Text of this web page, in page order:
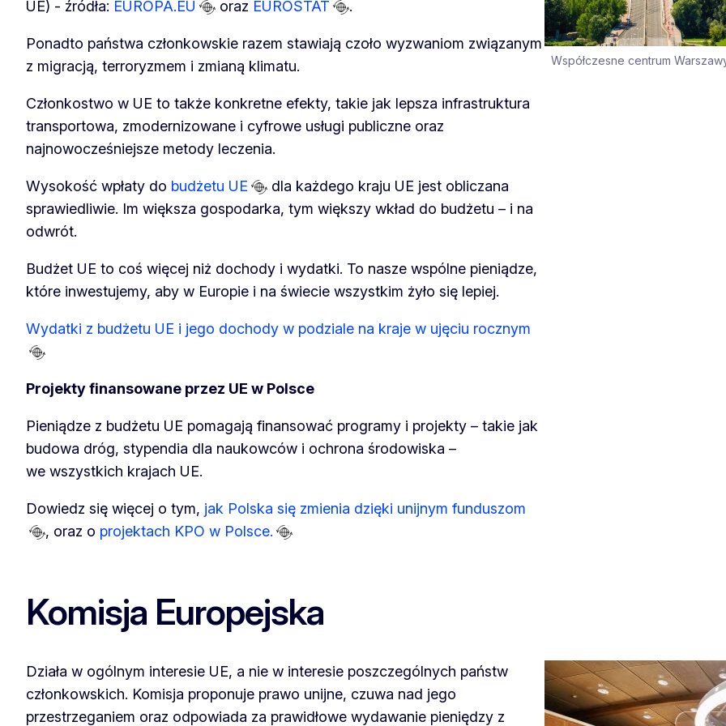
UE) - źródła: EUROPA.EU oraz EUROSTAT .
Ponadto państwa członkowskie razem stawiają czoło wyzwaniom związanym
z migracją, terroryzmem i zmianą klimatu.
Członkostwo w UE to także konkretne efekty, takie jak lepsza infrastruktura
transportowa, zmodernizowane i cyfrowe usługi publiczne oraz
najnowocześniejsze metody leczenia.
Wysokość wpłaty do budżetu UE
dla każdego kraju UE jest obliczana
sprawiedliwie. Im większa gospodarka, tym większy wkład do budżetu – i na
odwrót.
Budżet UE to coś więcej niż dochody i wydatki. To nasze wspólne pieniądze,
które inwestujemy, aby w Europie i na świecie wszystkim żyło się lepiej.
Wydatki z budżetu UE i jego dochody w podziale na kraje w ujęciu rocznym
Projekty finansowane przez UE w Polsce
Pieniądze z budżetu UE pomagają finansować programy i projekty – takie jak
budowa dróg, stypendia dla naukowców i ochrona środowiska –
we wszystkich krajach UE.
Dowiedz się więcej o tym, jak Polska się zmienia dzięki unijnym funduszom
, oraz o projektach KPO w Polsce.
Współczesne centrum
Komisja Europejska
Działa w ogólnym interesie UE, a nie w interesie poszczególnych państw
członkowskich. Komisja proponuje prawo unijne, czuwa nad jego
przestrzeganiem oraz odpowiada za prawidłowe wydawanie pieniędzy z